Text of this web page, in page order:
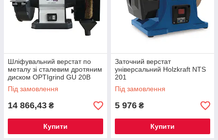
Шліфувальний верстат по
металу зі сталевим дротяним
диском OPTIgrind GU 20B
(220 В)
Під замовлення
14 866,43 ₴
Купити
Заточний верстат
універсальний Holzkraft NTS
201
Під замовлення
5 976 ₴
Купити